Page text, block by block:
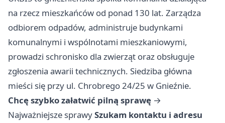
na rzecz mieszkańców od ponad 130 lat. Zarządza
odbiorem odpadów, administruje budynkami
komunalnymi i wspólnotami mieszkaniowymi,
prowadzi schronisko dla zwierząt oraz obsługuje
zgłoszenia awarii technicznych. Siedziba główna
mieści się przy ul. Chrobrego 24/25 w Gnieźnie.
Chcę szybko załatwić pilną sprawę →
Najważniejsze sprawySzukam kontaktu i adresu